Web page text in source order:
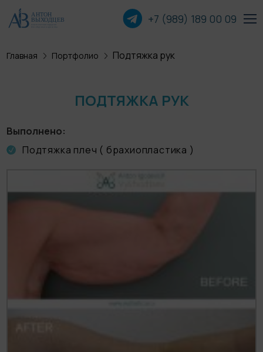
+7 (989) 189 00 09
Пластика лица
Пластика груди
Прочие операции
О хирурге
Главная Портфолио Подтяжка рук
ПОДТЯЖКА РУК
Выполнено
Подтяжка плеч ( брахиопластика )